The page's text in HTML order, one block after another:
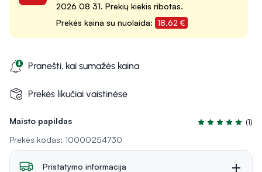
Maisto papildas
Įvertinimas 5.0
(1)
Prekės kodas: 10000254730
2026 08 31. Prekių kiekis ribotas.
Prekės kaina su nuolaida: 18,62 €
Pranešti, kai sumažės kaina
Prekės likučiai vaistinėse
Pristatymo informacija